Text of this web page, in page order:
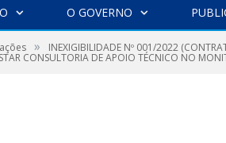
O GOVERNO
» INEXIGIBILIDADE Nº 001/2022
CONSULTORIA DE APOIO TÉCNICO NO